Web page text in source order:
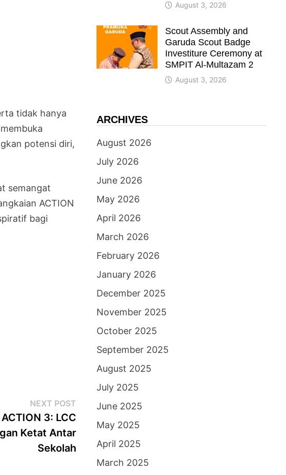
tidak hanya
potensi diri,
semangat
ACTION
bagi
NEXT POSTNext
post:
3: LCC
Ketat Antar
Sekolah
August 3, 2026
Scout Assembly and
Garuda Scout Badge
Investiture Ceremony at
SMPIT Al-Multazam 2
August 3, 2026
ARCHIVES
August 2026
July 2026
June 2026
May 2026
April 2026
March 2026
February 2026
January 2026
December 2025
November 2025
October 2025
September 2025
August 2025
July 2025
June 2025
May 2025
April 2025
March 2025